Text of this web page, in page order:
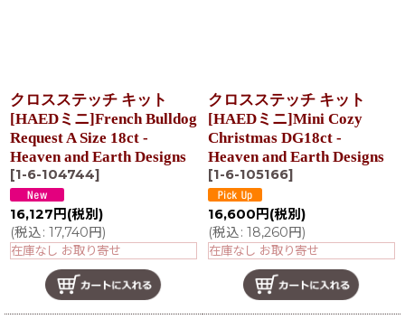
クロスステッチ キット
[HAEDミニ]French Bulldog
Request A Size 18ct -
Heaven and Earth Designs
[1-6-104744]
16,127 円 (税別)
(税込: 17,740円)
在庫なし お取り寄せ
クロスステッチ キット
[HAEDミニ]Mini Cozy
Christmas DG18ct -
Heaven and Earth Designs
[1-6-105166]
16,600 円 (税別)
(税込: 18,260円)
在庫なし お取り寄せ